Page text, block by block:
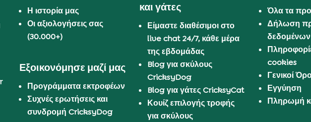
Η ιστορία μας
Οι αξιολογήσεις σας
(30.000+)
Εξοικονόμησε μαζί μας
Προγράμματα εκτροφέων
Συχνές ερωτήσεις και
συνδρομή CricksyDog
και γάτες
Είμαστε διαθέσιμοι στο
live chat 24/7, κάθε μέρα
της εβδομάδας
Blog για σκύλους
CricksyDog
Blog για γάτες CricksyCat
Κουίζ επιλογής τροφής
για σκύλους
Όλα τα
Δήλωση
δεδομένων
cookies
Γενικοί
Εγγύηση
Πληρωμή